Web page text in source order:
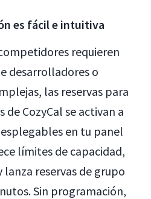
es fácil e intuitiva
requieren
desarrolladores o
las reservas para
CozyCal se activan a
en tu panel
límites de capacidad,
reservas de grupo
Sin programación,